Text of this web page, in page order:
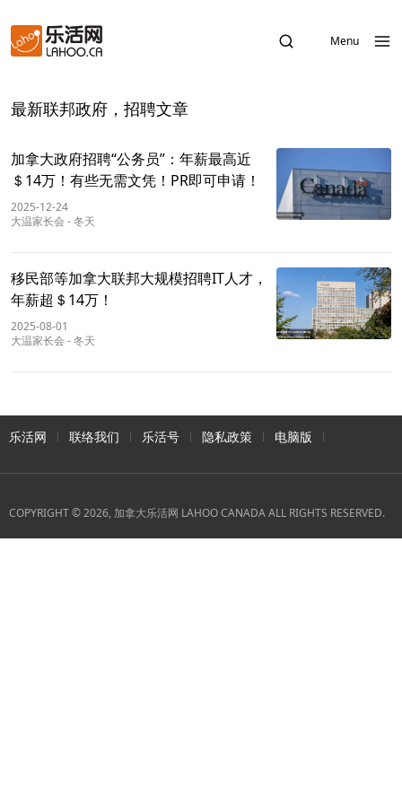
Menu
最新联邦政府，招聘文章
加拿大政府招聘“公务员”：年薪最高近
＄14万！有些无需文凭！PR即可申请！
2025-12-24
大温家长会-冬天
移民部等加拿大联邦大规模招聘IT人才，
年薪超＄14万！
2025-08-01
大温家长会-冬天
乐活网 联络我们 乐活号 隐私政策 电脑版
COPYRIGHT © 2026, 加拿大乐活网 LAHOO CANADA ALL RIGHTS RESERVED.